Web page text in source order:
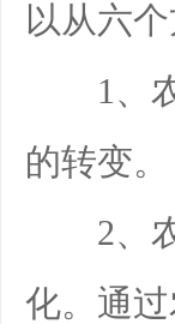
以从六
1、农
的转变。
2、农
化。通